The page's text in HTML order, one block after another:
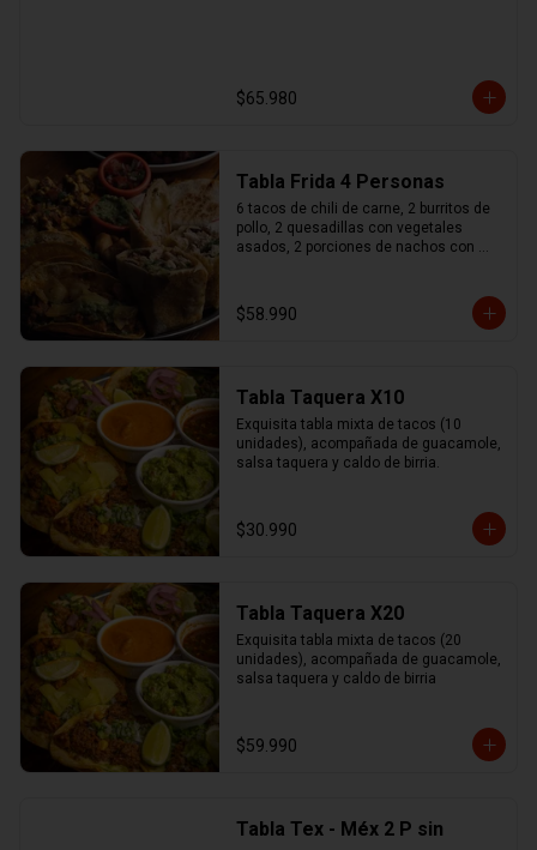
$65.980
Tabla Frida 4 Personas
6 tacos de chili de carne, 2 burritos de
pollo, 2 quesadillas con vegetales
asados, 2 porciones de nachos con
guacamole, sour cream, pico de gallo
$58.990
Tabla Taquera X10
Exquisita tabla mixta de tacos (10
unidades), acompañada de guacamole,
salsa taquera y caldo de birria.
$30.990
Tabla Taquera X20
Exquisita tabla mixta de tacos (20
unidades), acompañada de guacamole,
salsa taquera y caldo de birria
$59.990
Tabla Tex - Méx 2 P sin